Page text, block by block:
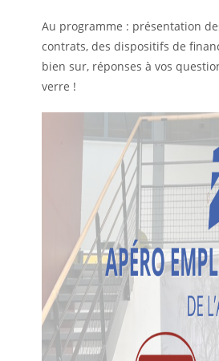
Au programme : présentation
contrats, des dispositifs de
bien sur, réponses à vos
verre !